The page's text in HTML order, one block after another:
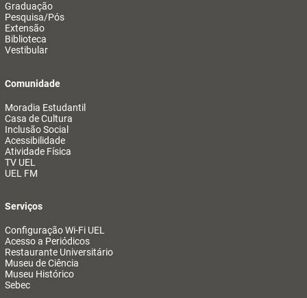
Graduação
Pesquisa/Pós
Extensão
Biblioteca
Vestibular
Comunidade
Moradia Estudantil
Casa de Cultura
Inclusão Social
Acessibilidade
Atividade Física
TV UEL
UEL FM
Serviços
Configuração Wi-Fi UEL
Acesso a Periódicos
Restaurante Universitário
Museu de Ciência
Museu Histórico
Sebec